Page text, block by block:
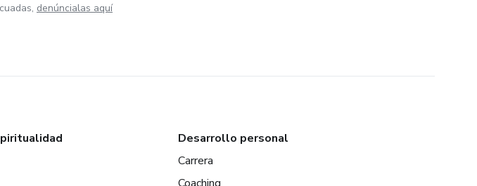
denúncialas aquí
Desarrollo personal
Carrera